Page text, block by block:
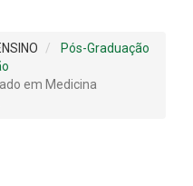
Pós-Graduação
em Medicina